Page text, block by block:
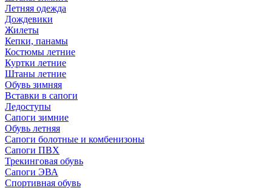
Летняя одежда
Дождевики
Жилеты
Кепки, панамы
Костюмы летние
Куртки летние
Штаны летние
Обувь зимняя
Вставки в сапоги
Ледоступы
Сапоги зимние
Обувь летняя
Сапоги болотные и комбенизоны
Сапоги ПВХ
Трекинговая обувь
Сапоги ЭВА
Спортивная обувь